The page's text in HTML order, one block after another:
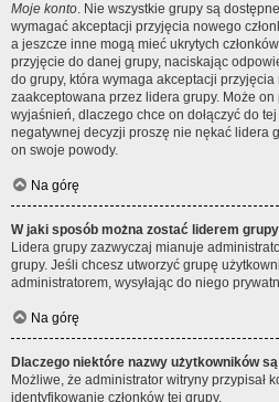
Moje konto. Nie wszystkie grupy są
wymagać akceptacji przyjęcia nowego
a jeszcze inne mogą mieć ukrytych
przyjęcie do danej grupy, naciskając
do grupy, która wymaga akceptacji przyjęcia
zaakceptowana przez lidera grupy. Może
wyjaśnień, dlaczego chce on dołączyć do
negatywnej decyzji proszę nie nękać lidera
on swoje powody.
Na górę
W jaki sposób można zostać liderem
Lidera grupy zazwyczaj mianuje
grupy. Jeśli chcesz utworzyć grupę
administratorem, wysyłając do niego
Na górę
Dlaczego niektóre nazwy użytkowników
Możliwe, że administrator witryny przypisał
identyfikowanie członków tej grupy.